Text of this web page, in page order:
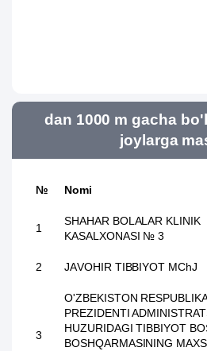
dan 1000 m gacha
joylarga
№ Nomi
1
SHAHAR BOLALAR KLINIK
KASALXONASI № 3
2 JАVОНIR ТIВВIYОТ MChJ
3
O'ZBEKISTON
PREZIDENTI
HUZURIDAGI TIBBIYOT
BOSHQARMASINING